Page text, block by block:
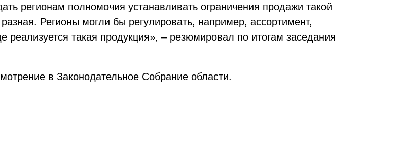
регионам полномочия устанавливать ограничения продажи такой
Регионы могли бы регулировать, например, ассортимент,
такая продукция», – резюмировал по итогам заседания
в Законодательное Собрание области.